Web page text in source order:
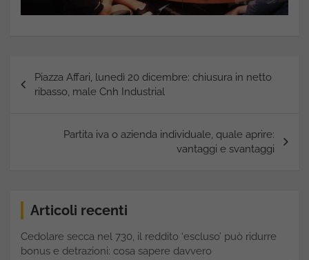
articoli
Piazza Affari, lunedì 20 dicembre: chiusura in netto
ribasso, male Cnh Industrial
Partita iva o azienda individuale, quale aprire:
vantaggi e svantaggi
Articoli recenti
Cedolare secca nel 730, il reddito ‘escluso’ può ridurre
bonus e detrazioni: cosa sapere davvero